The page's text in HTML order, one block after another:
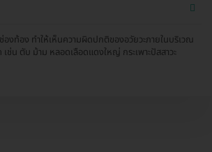
องท้อง ทำให้เห็นความผิดปกติของอวัยวะภายในบริเวณ
ช่น ตับ ม้าม หลอดเลือดแดงใหญ่ กระเพาะปัสสาวะ